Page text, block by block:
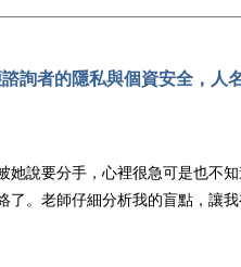
詢者的隱私與個資安全，人
她說要分手，心裡很急可是也不
了。老師仔細分析我的盲點，讓